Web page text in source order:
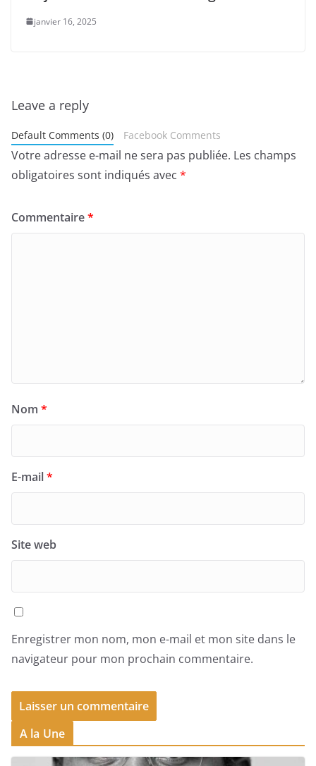
janvier 16, 2025
Leave a reply
Default Comments (0) Facebook Comments
Votre adresse e-mail ne sera pas publiée. Les champs
obligatoires sont indiqués avec *
Commentaire*
Nom *
E-mail*
Site web
Enregistrer mon nom, mon e-mail et mon site dans le
navigateur pour mon prochain commentaire.
A la Une